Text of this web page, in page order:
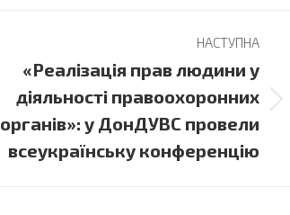
НАСТУПНА
«Реалізація прав людини у
діяльності правоохоронних
органів»: у ДонДУВС провели
всеукраїнську конференцію